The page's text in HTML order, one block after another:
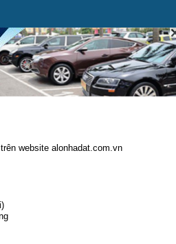
website alonhadat.com.vn